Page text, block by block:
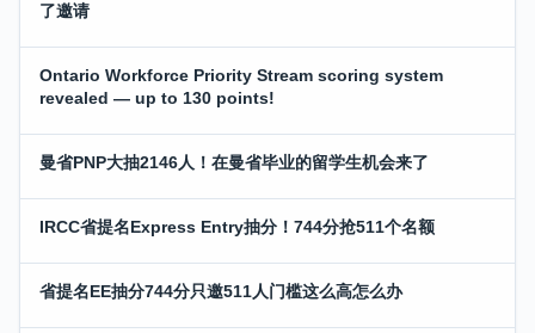
了邀请
Ontario Workforce Priority Stream scoring system
revealed — up to 130 points!
曼省PNP大抽2146人！在曼省毕业的留学生机会来了
IRCC省提名Express Entry抽分！744分抢511个名额
省提名EE抽分744分只邀511人门槛这么高怎么办